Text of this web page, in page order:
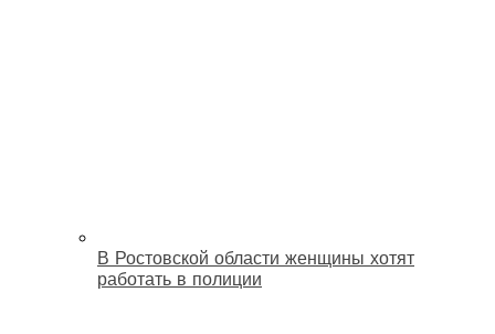
В Ростовской области женщины хотят
работать в полиции